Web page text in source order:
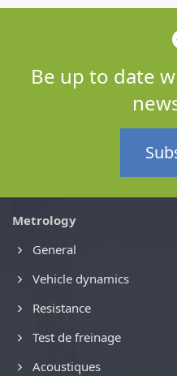
Be up to date
Metrology
General
Vehicle dynamics
Resistance
Test de freinage
Acoustiques